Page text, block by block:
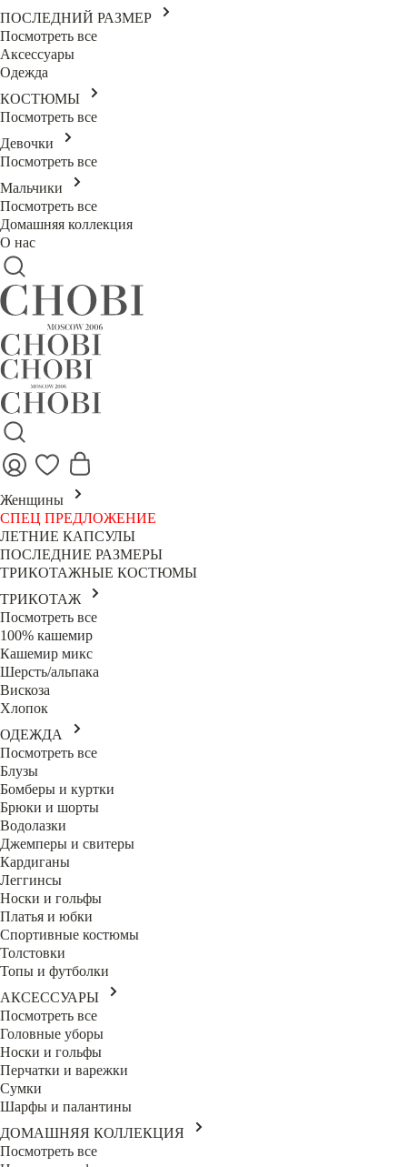
ПОСЛЕДНИЙ РАЗМЕР
Посмотреть все
Аксессуары
Одежда
КОСТЮМЫ
Посмотреть все
Девочки
Посмотреть все
Мальчики
Посмотреть все
Домашняя коллекция
О нас
Женщины
СПЕЦ ПРЕДЛОЖЕНИЕ
ЛЕТНИЕ КАПСУЛЫ
ПОСЛЕДНИЕ РАЗМЕРЫ
ТРИКОТАЖНЫЕ КОСТЮМЫ
ТРИКОТАЖ
Посмотреть все
100% кашемир
Кашемир микс
Шерсть/альпака
Вискоза
Хлопок
ОДЕЖДА
Посмотреть все
Блузы
Бомберы и куртки
Брюки и шорты
Водолазки
Джемперы и свитеры
Кардиганы
Леггинсы
Носки и гольфы
Платья и юбки
Спортивные костюмы
Толстовки
Топы и футболки
АКСЕССУАРЫ
Посмотреть все
Головные уборы
Носки и гольфы
Перчатки и варежки
Сумки
Шарфы и палантины
ДОМАШНЯЯ КОЛЛЕКЦИЯ
Посмотреть все